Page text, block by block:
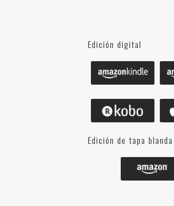
Edición digital
Edición de tapa blanda